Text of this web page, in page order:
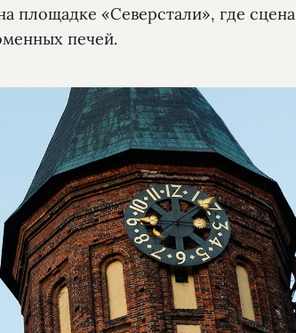
площадке ­«Северстали», где сцена
печей.